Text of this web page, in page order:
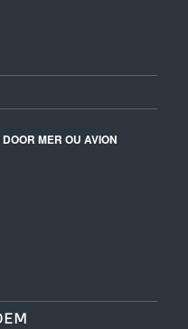
MER OU AVION